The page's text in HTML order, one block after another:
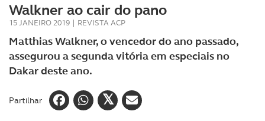
Walkner ao cair do pano
15 JANEIRO 2019 | REVISTA ACP
Matthias Walkner, o vencedor do ano passado,
assegurou a segunda vitória em especiais no
Dakar deste ano.
Partilhar